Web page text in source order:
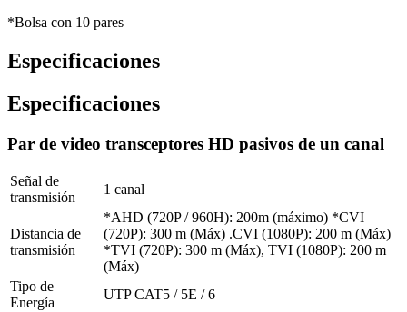
*Bolsa con 10 pares
Especificaciones
Especificaciones
Par de video transceptores HD pasivos de un canal
Señal de
transmisión
1 canal
Distancia de
transmisión
*AHD (720P / 960H): 200m (máximo) *CVI
(720P): 300 m (Máx) .CVI (1080P): 200 m (Máx)
*TVI (720P): 300 m (Máx), TVI (1080P): 200 m
(Máx)
Tipo de
Energía
UTP CAT5 / 5E / 6